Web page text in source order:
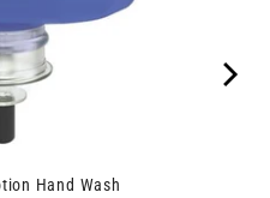
Hand Wash